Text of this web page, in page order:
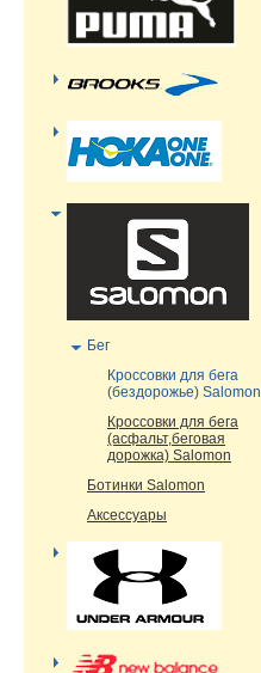
Бег
Кроссовки для бега
(бездорожье) Salomon
Кроссовки для бега
(асфальт,беговая
дорожка) Salomon
Ботинки Salomon
Аксессуары